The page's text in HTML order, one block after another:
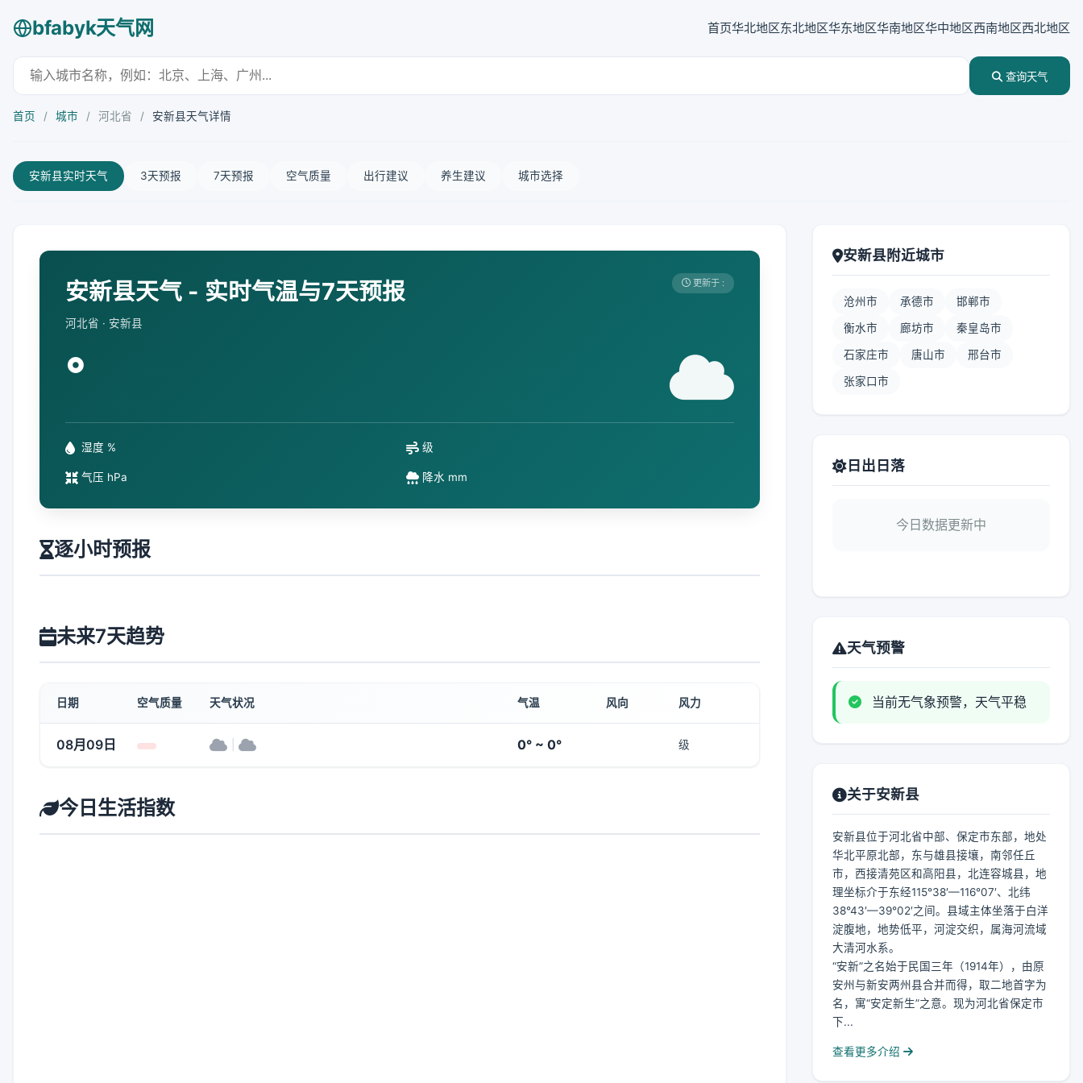
bfabyk天气网 首页华北地区东北地区华东地区华南地区华中地区西南地区西北地区
查询天气
首页 / 城市 / 河北省 / 安新县天气详情
安新县实时天气 3天预报 7天预报 空气质量 出行建议 养生建议 城市选择
安新县天气 - 实时气温与7天预报
河北省 · 安新县
更新于 :
°
湿度 % 级
气压 hPa 降水 mm
逐小时预报
未来7天趋势
日期 空气质量 天气状况 气温 风向 风力
08月09日 0° ~ 0° 级
今日生活指数
安新县附近城市
沧州市 承德市 邯郸市
衡水市 廊坊市 秦皇岛市
石家庄市 唐山市 邢台市
张家口市
日出日落
今日数据更新中
天气预警
当前无气象预警，天气平稳
关于安新县
安新县位于河北省中部、保定市东部，地处
华北平原北部，东与雄县接壤，南邻任丘
市，西接清苑区和高阳县，北连容城县，地
理坐标介于东经115°38′—116°07′、北纬
38°43′—39°02′之间。县域主体坐落于白洋
淀腹地，地势低平，河淀交织，属海河流域
大清河水系。
“安新”之名始于民国三年（1914年），由原
安州与新安两州县合并而得，取二地首字为
名，寓“安定新生”之意。现为河北省保定市
下...
查看更多介绍